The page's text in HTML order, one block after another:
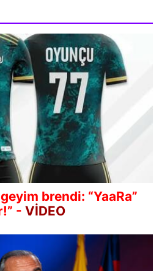
brendi: “YaaRa”
- VİDEO